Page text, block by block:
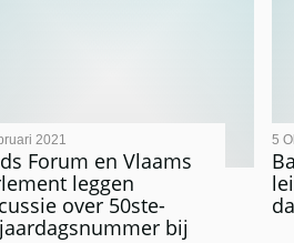
Forum en Vlaams
leggen
over 50ste-
bij
2021 5